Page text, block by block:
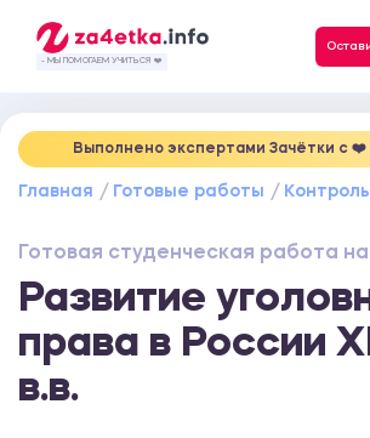
- МЫ ПОМОГАЕМ УЧИТЬСЯ ❤️
Выполнено экспертами Зачётки c ❤️
Главная Готовые работы
Готовая студенческая работа
Развитие
права в России
в.в.